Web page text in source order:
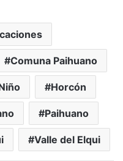
Comuna Paihuano
Horcón
Paihuano
Valle del Elqui